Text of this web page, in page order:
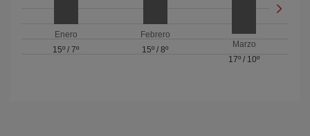
Enero
15º /7º
Febrero
15º / 8º
Marzo
17º / 10º